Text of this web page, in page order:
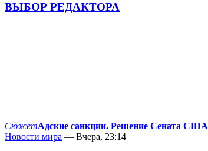
ВЫБОР РЕДАКТОРА
СюжетАдские санкции. Решение Сената США
Новости мира — Вчера, 23:14